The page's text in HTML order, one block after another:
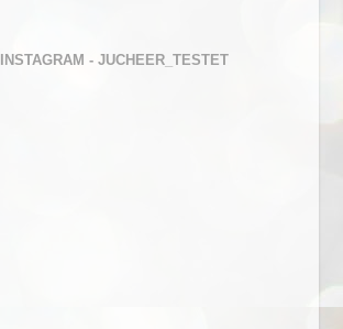
INSTAGRAM - JUCHEER_TESTET